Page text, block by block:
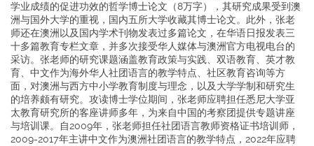
学业成绩的促进功效的哲学博士论文（8万字），其研究成果受到澳
洲与国外大学的重视，国内五所大学收藏其博士论文。此外，张老
师还在澳洲以及国内学术刊物发表过多篇论文，在华语日报发表三
十多篇教育专栏文章，并多次接受华人媒体与澳洲官方电视电台的
采访。张老师的研究课题涵盖教育政策与实践、双语教育、英才教
育、中文作为海外华人社团语言的教学特点、社区教育咨询等方
面，对澳洲与西方中小学教育制度与理念，以及大学学制和研究生
的培养颇有研究。攻读博士学位期间，张老师应聘担任悉尼大学亚
太教育研究所的客座讲师多年，为来自中国的考察团提供专题讲座
与培训课。自2009年，张老师担任社团语言教师资格证书培训师，
2009-2017年主讲中文作为澳洲社团语言的教学特点，2022年应聘